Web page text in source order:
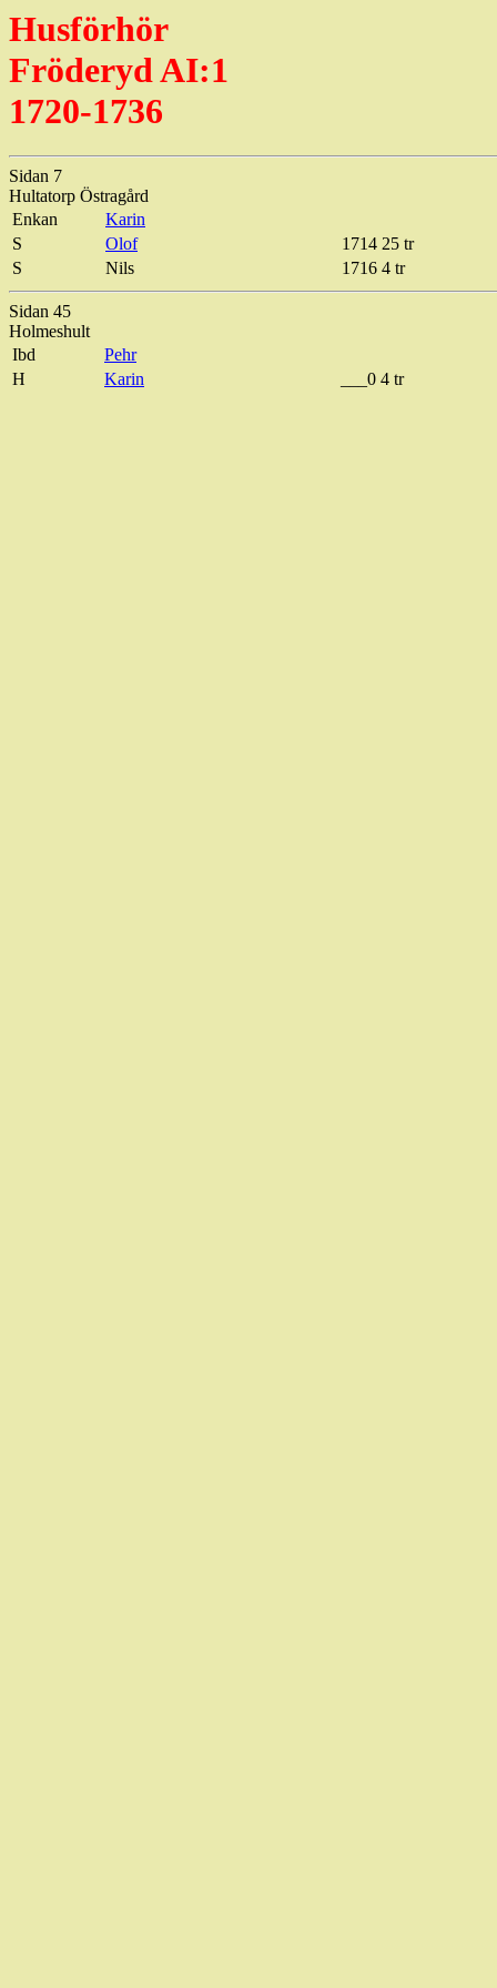
Husförhör
Fröderyd AI:1
1720-1736
Sidan 7
Hultatorp Östragård
Enkan
Karin
S
Olof 1714 25 tr
S
Nils 1716 4 tr
Sidan 45
Holmeshult
Ibd
Pehr
H
Karin ___0 4 tr